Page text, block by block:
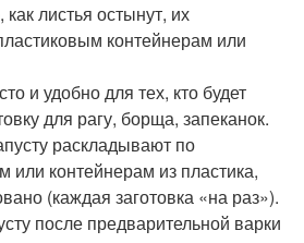
листья остынут, их
контейнерам или
и удобно для тех, кто будет
для рагу, борща, запеканок.
раскладывают по
или контейнерам из пластика,
(каждая заготовка «на раз»).
после предварительной варки